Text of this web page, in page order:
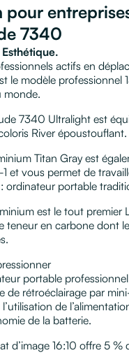
pour
7340
actifs en
le modèle professionnel
monde.
7340 Ultralight est
River époustouflant.
Titan Gray est
et vous permet de
ordinateur portable
est le tout
teneur en carbone dont
portable
de rétroéclairage par
de
de la batterie.
d’image 16:10 offre 5